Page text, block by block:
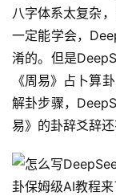
八字体系太复杂
一定能学会，
淆的。但是
《周易》占卜算
解卦步骤，
易》的卦辞爻辞